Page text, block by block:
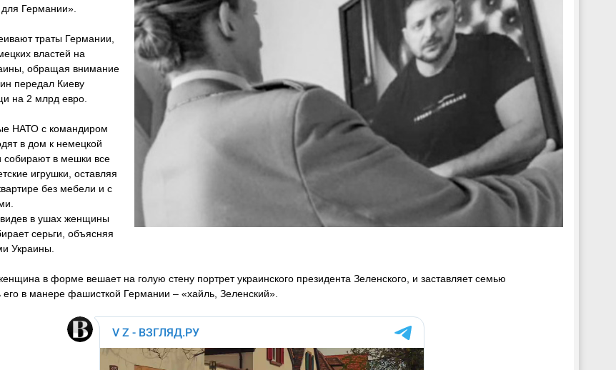
Германии».
траты Германии,
властей на
обращая внимание
передал Киеву
на 2 млрд евро.
НАТО с командиром
в дом к немецкой
собирают в мешки все
игрушки, оставляя
без мебели и с
в ушах женщины
серьги, объясняя
Украины.
в форме вешает на голую стену портрет украинского президента Зеленского, и заставляет семью
его в манере фашисткой Германии – «хайль, Зеленский».